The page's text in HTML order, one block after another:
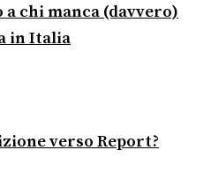
chi manca (davvero)
in Italia
verso Report?